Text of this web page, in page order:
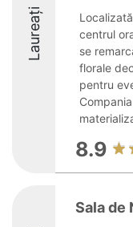
Laureați
centrul
se
florale
pentru
8.9
Sala de